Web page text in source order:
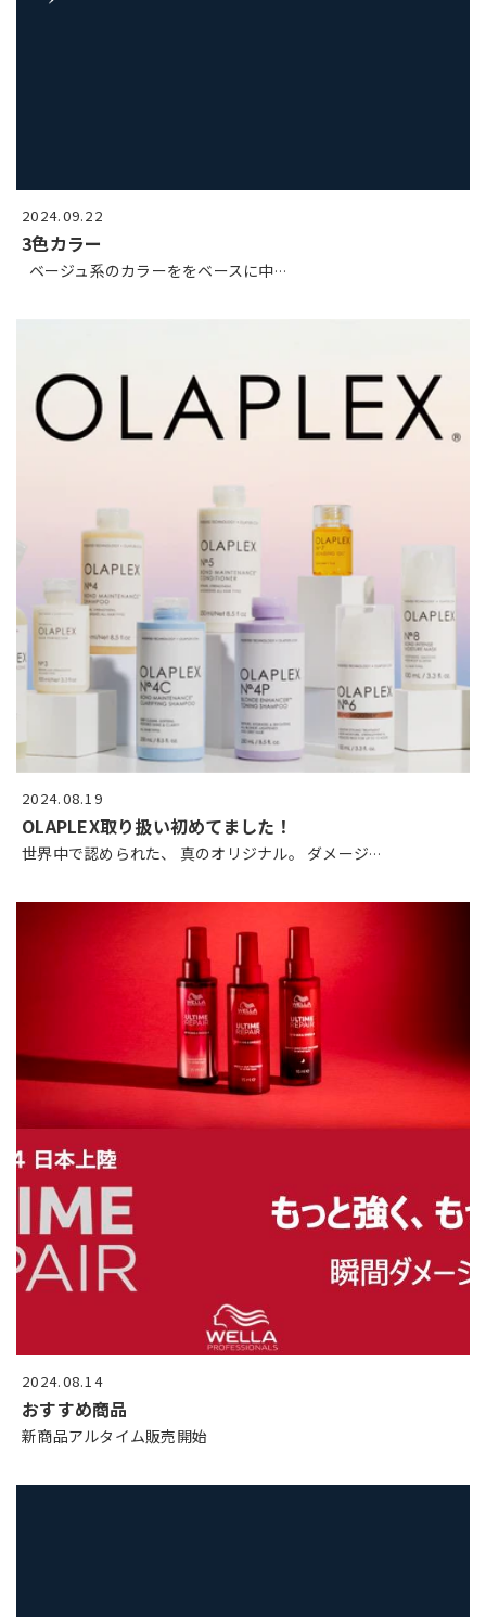
2024.09.22
3色カラー
ベージュ系のカラーををベースに中…
2024.08.19
OLAPLEX取り扱い初めてました！
世界中で認められた、 真のオリジナル。 ダメージ…
2024.08.14
おすすめ商品
新商品アルタイム販売開始